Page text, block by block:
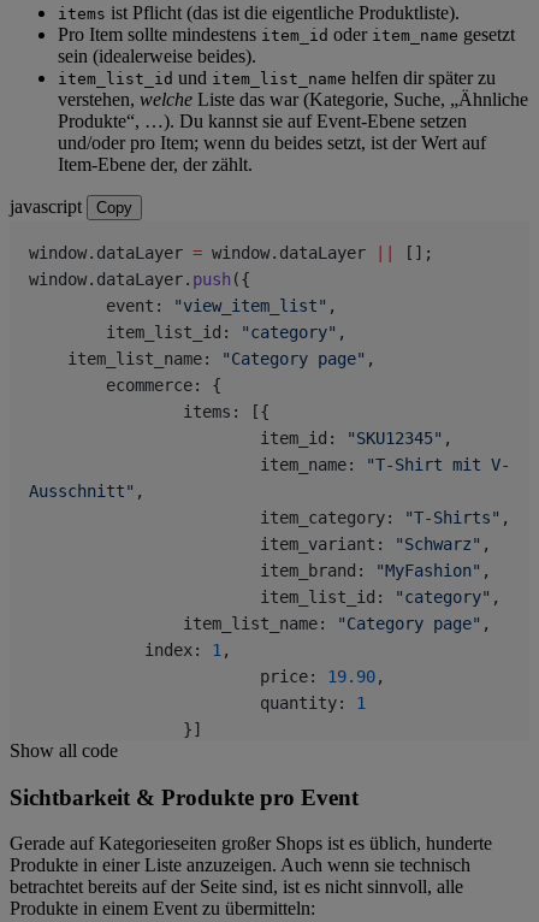
items ist Pflicht (das ist die eigentliche Produktliste).
Pro Item sollte mindestens item_id oder item_name gesetzt
sein (idealerweise beides).
item_list_id und item_list_name helfen dir später zu
verstehen, welche Liste das war (Kategorie, Suche, „Ähnliche
Produkte“, …). Du kannst sie auf Event-Ebene setzen
und/oder pro Item; wenn du beides setzt, ist der Wert auf
Item-Ebene der, der zählt.
javascript Copy
window.dataLayer = window.dataLayer
[];
window.dataLayer. push ({
	event:
"view_item_list" ,
	item_list_id:
"category" ,
    item_list_name:
"Category page" ,
	ecommerce: {
		items: [{
			item_id:
"SKU12345" ,
			item_name:
"T-Shirt mit V-
Ausschnitt" ,
			item_category:
"T-Shirts" ,
			item_variant:
"Schwarz" ,
			item_brand:
"MyFashion" ,
			item_list_id:
"category" ,
    		item_list_name:
"Category page" ,
            index:
1 ,
			price:
19.90,
			quantity:
1
		}]
	}
Show all code
Sichtbarkeit & Produkte pro Event
Gerade auf Kategorieseiten großer Shops ist es üblich, hunderte
Produkte in einer Liste anzuzeigen. Auch wenn sie technisch
betrachtet bereits auf der Seite sind, ist es nicht sinnvoll, alle
Produkte in einem Event zu übermitteln: